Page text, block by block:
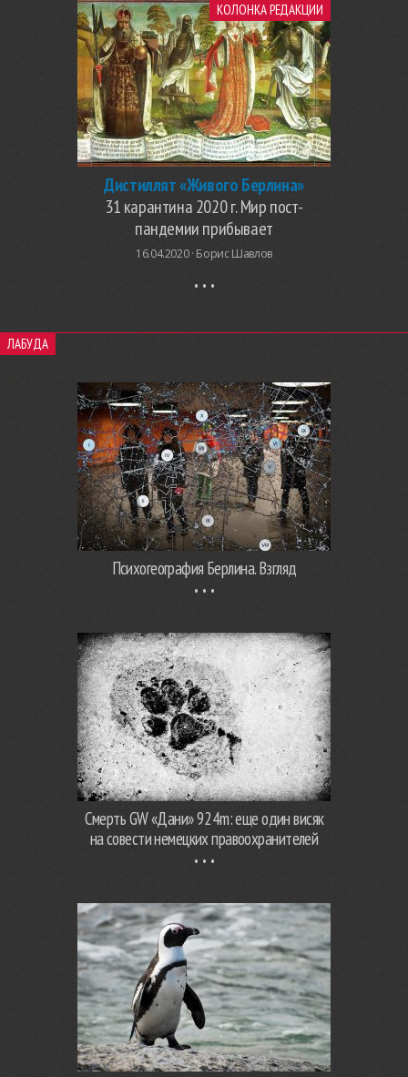
КОЛОНКА РЕДАКЦИИ
Дистиллят «Живого Берлина»
31 карантина 2020 г. Мир пост-
пандемии прибывает
16.04.2020 · Борис Шавлов
ЛАБУДА
Психогеография Берлина. Взгляд
Смерть GW «Дани» 924m: еще один висяк
на совести немецких правоохранителей